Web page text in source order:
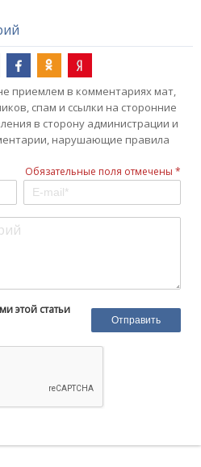
приемлем в комментариях мат,
спам и ссылки на сторонние
в сторону администрации и
нарушающие правила
Обязательные поля отмечены *
этой статьи